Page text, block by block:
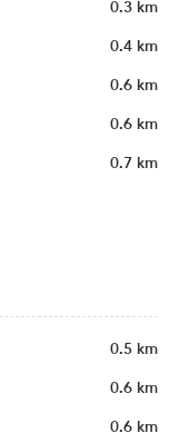
0.3 km
0.4 km
0.6 km
0.6 km
0.7 km
0.5 km
0.6 km
0.6 km